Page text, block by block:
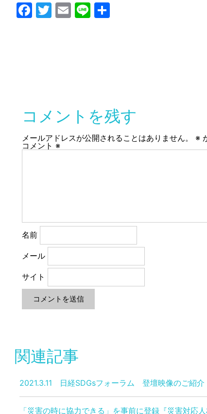
Facebook
Twitter
Email
Line
コメントを残す
メールアドレスが公開されることはありません。 ※
コメント ※
名前
メール
サイト
関連記事
2021.3.11 日経SDGsフォーラム 登壇映像のご紹介
「災害の時に協力できる」を事前に登録『災害対応